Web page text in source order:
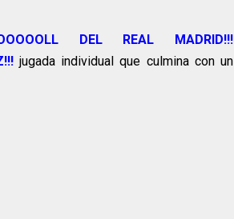
DEL REAL MADRID!!!
jugada individual que culmina con un